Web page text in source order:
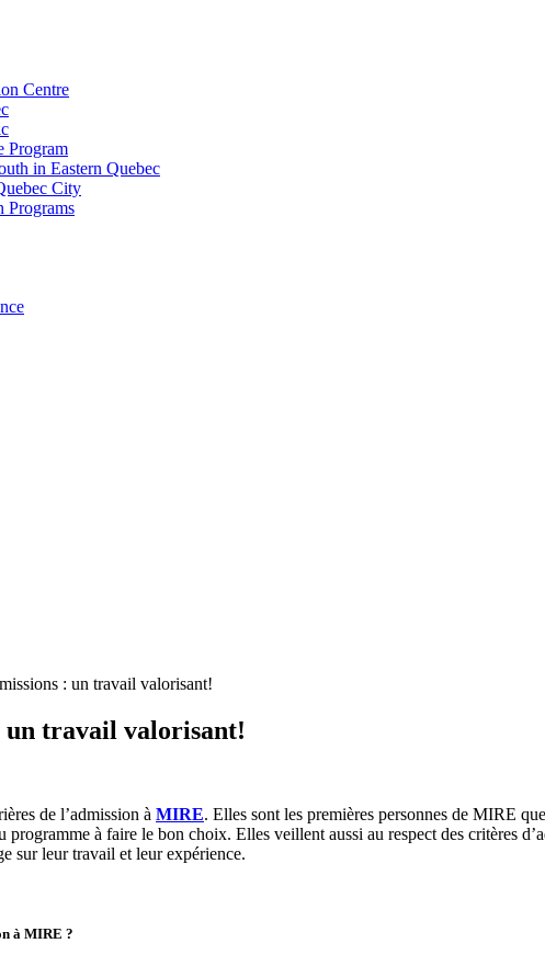
Centre
Program
in Eastern Quebec
City
Programs
: un travail valorisant!
un travail valorisant!
de l’admission à MIRE. Elles sont les premières personnes de MIRE
programme à faire le bon choix. Elles veillent aussi au respect des critères
sur leur travail et leur expérience.
à MIRE ?